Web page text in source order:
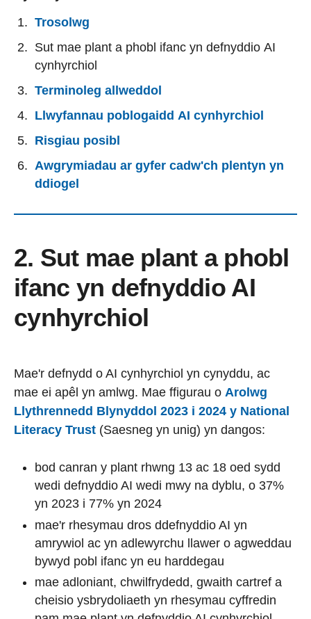
Trosolwg
Sut mae plant a phobl ifanc yn defnyddio AI
cynhyrchiol
Terminoleg allweddol
Llwyfannau poblogaidd AI cynhyrchiol
Risgiau posibl
Awgrymiadau ar gyfer cadw'ch plentyn yn
ddiogel
2. Sut mae plant a phobl
ifanc yn defnyddio AI
cynhyrchiol
Mae'r defnydd o AI cynhyrchiol yn cynyddu, ac
mae ei apêl yn amlwg. Mae ffigurau o Arolwg
Llythrennedd Blynyddol 2023 i 2024 y National
Literacy Trust (Saesneg yn unig) yn dangos:
bod canran y plant rhwng 13 ac 18 oed sydd
wedi defnyddio AI wedi mwy na dyblu, o 37%
yn 2023 i 77% yn 2024
mae'r rhesymau dros ddefnyddio AI yn
amrywiol ac yn adlewyrchu llawer o agweddau
bywyd pobl ifanc yn eu harddegau
mae adloniant, chwilfrydedd, gwaith cartref a
cheisio ysbrydoliaeth yn rhesymau cyffredin